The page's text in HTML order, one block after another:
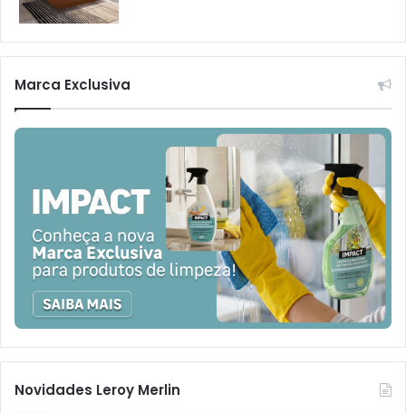
Marca Exclusiva
Novidades Leroy Merlin